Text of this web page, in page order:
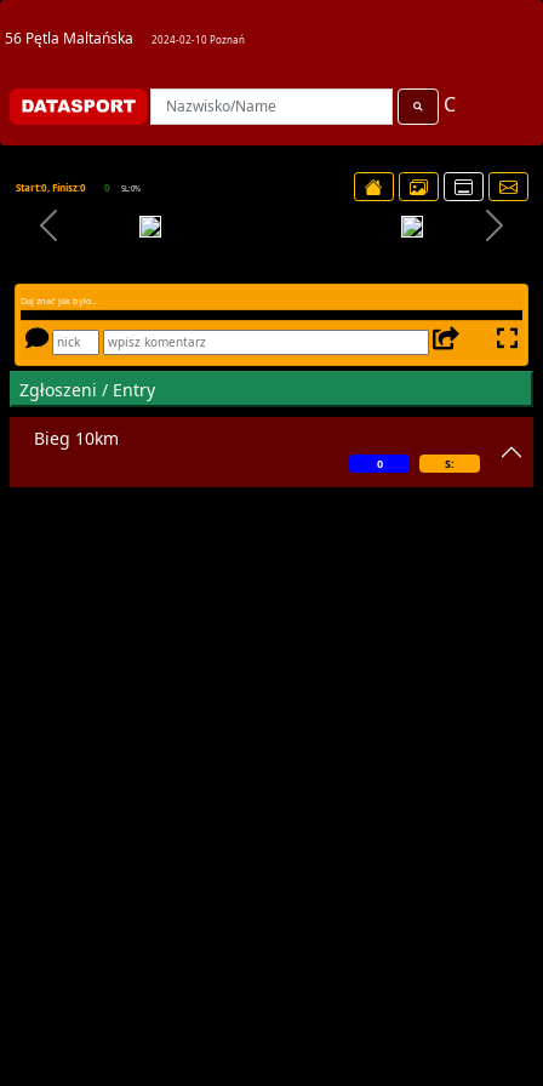
56 Pętla Maltańska 2024-02-10 Poznań
C
Start:0, Finisz:0 0 SL:0%
Daj znać jak było...
Zgłoszeni / Entry
Bieg 10km
S:
0